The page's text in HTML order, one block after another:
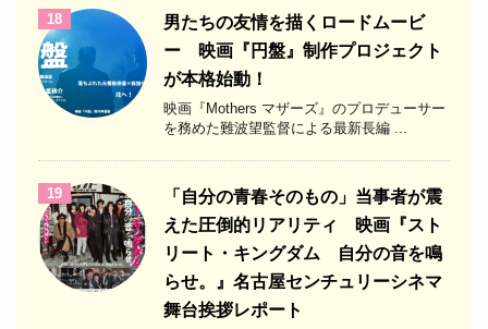
18
男たちの友情を描くロードムービ
ー 映画『円盤』制作プロジェクト
が本格始動！
映画『Mothers マザーズ』のプロデューサー
を務めた難波望監督による最新長編 ...
19
「自分の青春そのもの」当事者が震
えた圧倒的リアリティ 映画『スト
リート・キングダム 自分の音を鳴
らせ。』名古屋センチュリーシネマ
舞台挨拶レポート